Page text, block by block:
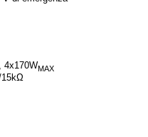
, 4x170WMAX
15kΩ